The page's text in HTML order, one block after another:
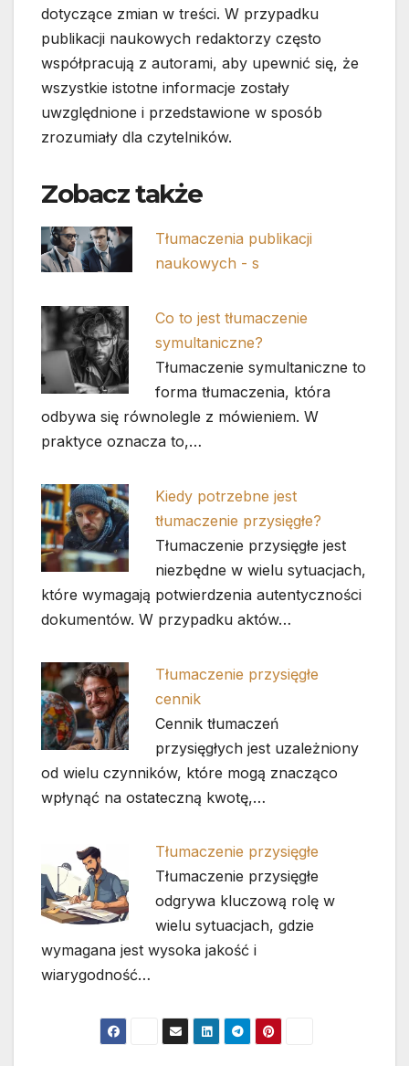
dotyczące zmian w treści. W przypadku
publikacji naukowych redaktorzy często
współpracują z autorami, aby upewnić się, że
wszystkie istotne informacje zostały
uwzględnione i przedstawione w sposób
zrozumiały dla czytelników.
Zobacz także
Tłumaczenia publikacji
naukowych - s
Co to jest tłumaczenie
symultaniczne?
Tłumaczenie symultaniczne to
forma tłumaczenia, która
odbywa się równolegle z mówieniem. W
praktyce oznacza to,…
Kiedy potrzebne jest
tłumaczenie przysięgłe?
Tłumaczenie przysięgłe jest
niezbędne w wielu sytuacjach,
które wymagają potwierdzenia autentyczności
dokumentów. W przypadku aktów…
Tłumaczenie przysięgłe
cennik
Cennik tłumaczeń
przysięgłych jest uzależniony
od wielu czynników, które mogą znacząco
wpłynąć na ostateczną kwotę,…
Tłumaczenie przysięgłe
Tłumaczenie przysięgłe
odgrywa kluczową rolę w
wielu sytuacjach, gdzie
wymagana jest wysoka jakość i
wiarygodność…